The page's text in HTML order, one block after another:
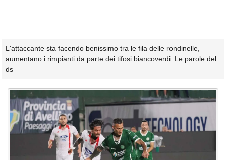
L'attaccante sta facendo benissimo tra le fila delle rondinelle,
aumentano i rimpianti da parte dei tifosi biancoverdi. Le parole del
ds